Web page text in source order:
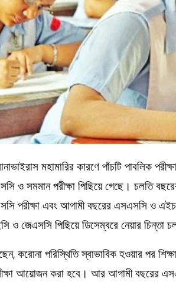
ইরানের বিরুদ্ধে আকাশসীমা ব্যবহার করতে দেবে না সৌদি
পশ্চিমবঙ্গে ভোটের আগে সংখ্যালঘু ভোট নিয়ে সজাগ
‘হ্যাঁ’ জিতলে খুলবে সংস্কারের পথ, কী কী বদল আসবে
ও সমমান পরীক্ষা পিছিয়ে গেছে। চলতি
পরীক্ষা এবং আগামী বছরের এসএসসি ও
ও জেএসসি পিছিয়ে ডিসেম্বরে নেয়ার চিন্তা
করোনা পরিস্থিতি স্বাভাবিক হওয়ার পর
আয়োজন করা হবে। আর আগামী বছরের